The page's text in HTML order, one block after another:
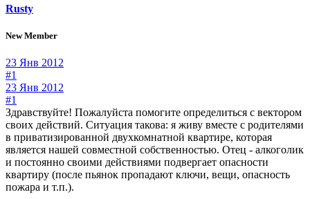
Rusty
New Member
23 Янв 2012
#1
23 Янв 2012
#1
Здравствуйте! Пожалуйста помогите определиться с вектором
своих действий. Ситуация такова: я живу вместе с родителями
в приватизированной двухкомнатной квартире, которая
является нашей совместной собственностью. Отец - алкоголик
и постоянно своими действиями подвергает опасности
квартиру (после пьянок пропадают ключи, вещи, опасность
пожара и т.п.).